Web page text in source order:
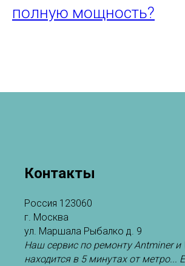
полную мощность?
Контакты
Россия 123060
г. Москва
ул. Маршала Рыбалко д. 9
Наш сервис по ремонту Antminer и
находится в 5 минутах от метро...